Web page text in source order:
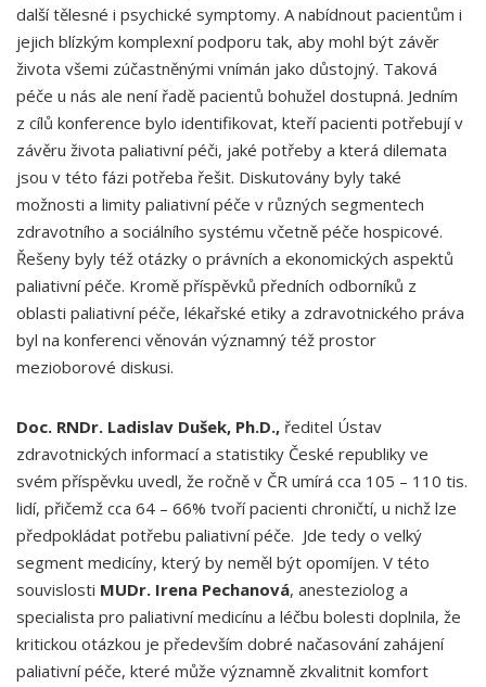
další tělesné i psychické symptomy. A nabídnout pacientům i
jejich blízkým komplexní podporu tak, aby mohl být závěr
života všemi zúčastněnými vnímán jako důstojný. Taková
péče u nás ale není řadě pacientů bohužel dostupná. Jedním
z cílů konference bylo identifikovat, kteří pacienti potřebují v
závěru života paliativní péči, jaké potřeby a která dilemata
jsou v této fázi potřeba řešit. Diskutovány byly také
možnosti a limity paliativní péče v různých segmentech
zdravotního a sociálního systému včetně péče hospicové.
Řešeny byly též otázky o právních a ekonomických aspektů
paliativní péče. Kromě příspěvků předních odborníků z
oblasti paliativní péče, lékařské etiky a zdravotnického práva
byl na konferenci věnován významný též prostor
mezioborové diskusi.
Doc. RNDr. Ladislav Dušek, Ph.D., ředitel Ústav
zdravotnických informací a statistiky České republiky ve
svém příspěvku uvedl, že ročně v ČR umírá cca 105 – 110 tis.
lidí, přičemž cca 64 – 66% tvoří pacienti chroničtí, u nichž lze
předpokládat potřebu paliativní péče. Jde tedy o velký
segment medicíny, který by neměl být opomíjen. V této
souvislosti MUDr. Irena Pechanová, anesteziolog a
specialista pro paliativní medicínu a léčbu bolesti doplnila, že
kritickou otázkou je především dobré načasování zahájení
paliativní péče, které může významně zkvalitnit komfort